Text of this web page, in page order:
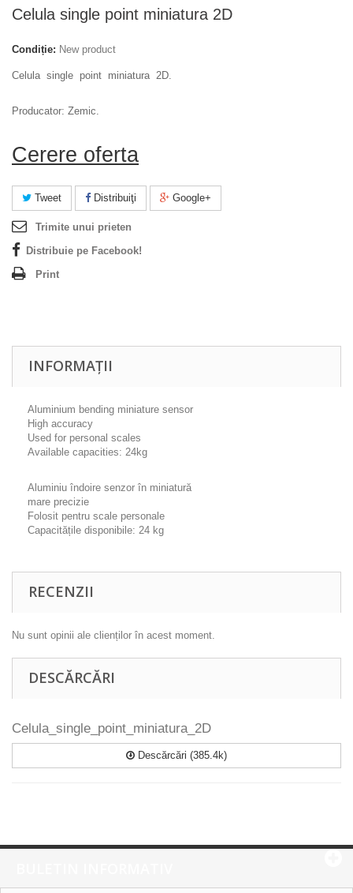
Celula single point miniatura 2D
Condiție: New product
Celula single point miniatura 2D.
Producator: Zemic.
Cerere oferta
Tweet Distribuiţi Google+
Trimite unui prieten
Distribuie pe Facebook!
Print
INFORMAȚII
Aluminium bending miniature sensor
High accuracy
Used for personal scales
Available capacities: 24kg
Aluminiu îndoire senzor în miniatură
mare precizie
Folosit pentru scale personale
Capacitățile disponibile: 24 kg
RECENZII
Nu sunt opinii ale clienților în acest moment.
DESCĂRCĂRI
Celula_single_point_miniatura_2D
Descărcări (385.4k)